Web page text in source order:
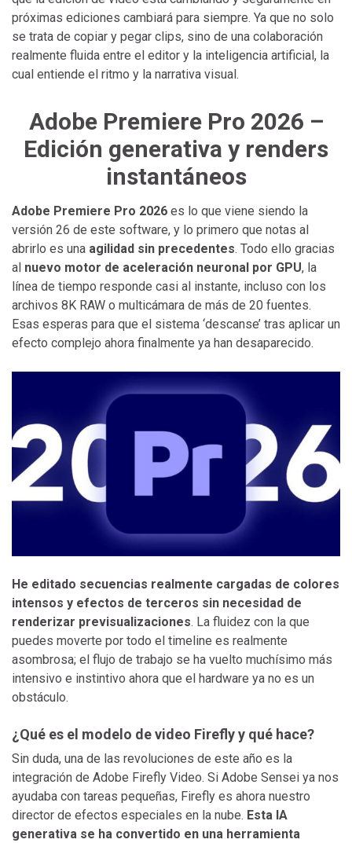
próximas ediciones cambiará para siempre. Ya que no solo
se trata de copiar y pegar clips, sino de una colaboración
realmente fluida entre el editor y la inteligencia artificial, la
cual entiende el ritmo y la narrativa visual.
Adobe Premiere Pro 2026 –
Edición generativa y renders
instantáneos
Adobe Premiere Pro 2026 es lo que viene siendo la
versión 26 de este software, y lo primero que notas al
abrirlo es una agilidad sin precedentes. Todo ello gracias
al nuevo motor de aceleración neuronal por GPU, la
línea de tiempo responde casi al instante, incluso con los
archivos 8K RAW o multicámara de más de 20 fuentes.
Esas esperas para que el sistema ‘descanse’ tras aplicar un
efecto complejo ahora finalmente ya han desaparecido.
He editado secuencias realmente cargadas de colores
intensos y efectos de terceros sin necesidad de
renderizar previsualizaciones. La fluidez con la que
puedes moverte por todo el timeline es realmente
asombrosa; el flujo de trabajo se ha vuelto muchísimo más
intensivo e instintivo ahora que el hardware ya no es un
obstáculo.
¿Qué es el modelo de video Firefly y qué hace?
Sin duda, una de las revoluciones de este año es la
integración de Adobe Firefly Video. Si Adobe Sensei ya nos
ayudaba con tareas pequeñas, Firefly es ahora nuestro
director de efectos especiales en la nube. Esta IA
generativa se ha convertido en una herramienta